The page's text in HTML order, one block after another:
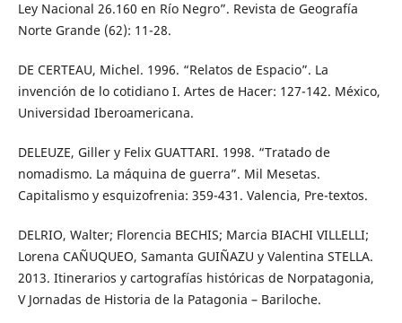
Ley Nacional 26.160 en Río Negro”. Revista de Geografía
Norte Grande (62): 11-28.
DE CERTEAU, Michel. 1996. “Relatos de Espacio”. La
invención de lo cotidiano I. Artes de Hacer: 127-142. México,
Universidad Iberoamericana.
DELEUZE, Giller y Felix GUATTARI. 1998. “Tratado de
nomadismo. La máquina de guerra”. Mil Mesetas.
Capitalismo y esquizofrenia: 359-431. Valencia, Pre-textos.
DELRIO, Walter; Florencia BECHIS; Marcia BIACHI VILLELLI;
Lorena CAÑUQUEO, Samanta GUIÑAZU y Valentina STELLA.
2013. Itinerarios y cartografías históricas de Norpatagonia,
V Jornadas de Historia de la Patagonia – Bariloche.